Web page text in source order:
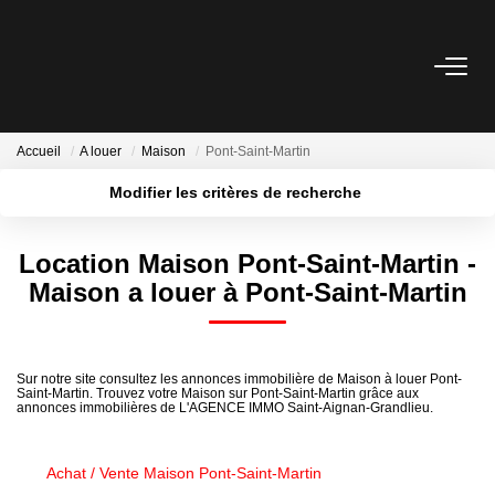
ESTIMATION
Accueil A louer Maison Pont-Saint-Martin
Modifier les critères de recherche
Type de bien
Budget max Plus de critères
Location Maison Pont-Saint-Martin -
Maison a louer à Pont-Saint-Martin
Sur notre site consultez les annonces immobilière de Maison à louer Pont-
Saint-Martin. Trouvez votre Maison sur Pont-Saint-Martin grâce aux
annonces immobilières de L'AGENCE IMMO Saint-Aignan-Grandlieu.
Achat / Vente Maison Pont-Saint-Martin